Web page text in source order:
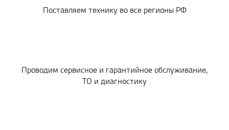
Поставляем технику во все регионы РФ
Проводим сервисное и гарантийное обслуживание,
ТО и диагностику